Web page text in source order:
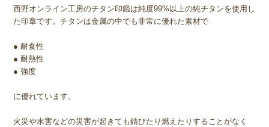
西野オンライン工房のチタン印鑑は純度99%以上の純チタンを使用し
た印章です。チタンは金属の中でも非常に優れた素材で
● 耐食性
● 耐熱性
● 強度
に優れています。
火災や水害などの災害が起きても錆びたり燃えたりすることがなく